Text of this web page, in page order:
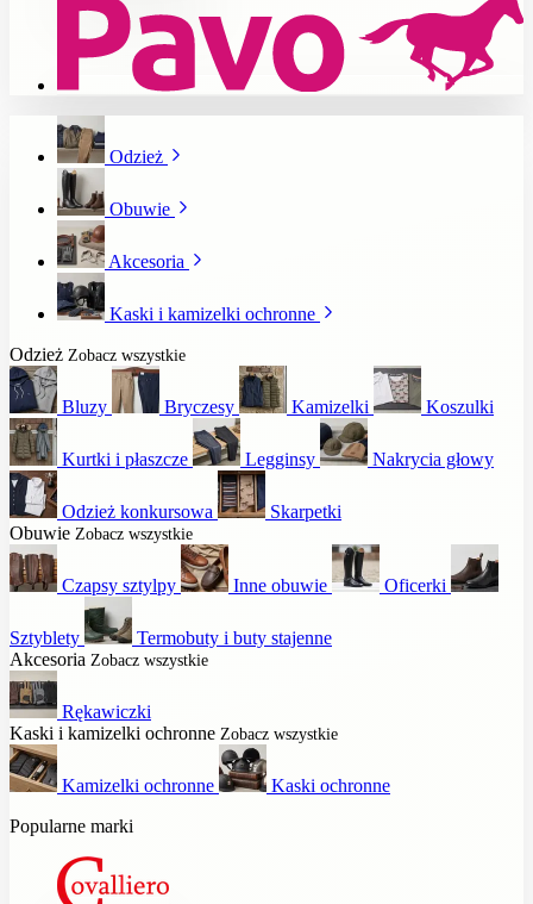
Odzież
Obuwie
Akcesoria
Kaski i kamizelki ochronne
Odzież Zobacz wszystkie
Bluzy Bryczesy Kamizelki Koszulki
Kurtki i płaszcze Legginsy Nakrycia głowy
Odzież konkursowa
Skarpetki
Obuwie Zobacz wszystkie
Czapsy sztylpy Inne obuwie Oficerki
Sztyblety
Termobuty i buty stajenne
Akcesoria Zobacz wszystkie
Rękawiczki
Kaski i kamizelki ochronne Zobacz wszystkie
Kamizelki ochronne
Kaski ochronne
Popularne marki